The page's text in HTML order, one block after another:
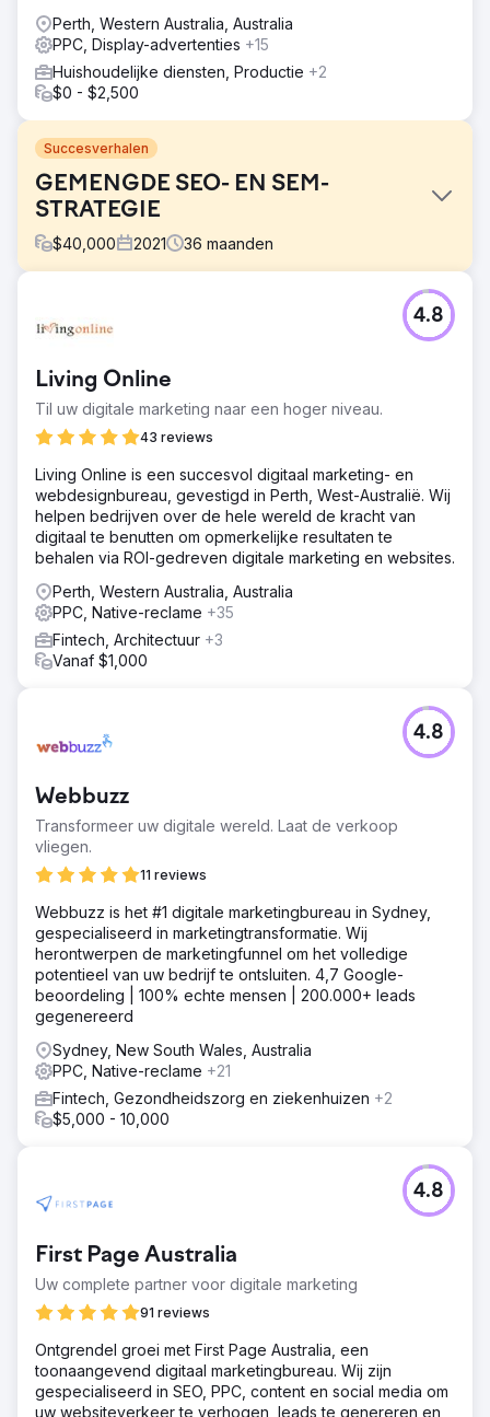
Perth, Western Australia, Australia
PPC, Display-advertenties +15
Huishoudelijke diensten, Productie +2
$0 - $2,500
Succesverhalen
GEMENGDE SEO- EN SEM-
STRATEGIE
$40,000 2021 36 maanden
Verhoog de omzet van Komerco en versterk hun
merkmissie om de toonaangevende leverancier van
Oplossing
Soup werkte nauw samen met de klant om prioritaire
producten te identificeren die op SERP's en Shopping
maximaliseren. Soup voegde op maat gemaakte
doelgroepsegmenten toe om klanten in de markt te
vinden en testte Search- en Shopping-campagnes om de
perfecte match te vinden.
+106% GEBRUIKERS JAAR-OP-JAAR +7.106% ONLINE
OMZET JAAR-OP-JAAR +98% CONVERSIEPERCENTAGE
JAAR-OP-JAAR
Living Online
Til uw digitale marketing naar een hoger niveau.
43 reviews
4.8
Living Online is een succesvol digitaal marketing- en
webdesignbureau, gevestigd in Perth, West-Australië. Wij
helpen bedrijven over de hele wereld de kracht van
digitaal te benutten om opmerkelijke resultaten te
behalen via ROI-gedreven digitale marketing en websites.
Perth, Western Australia, Australia
PPC, Native-reclame +35
Fintech, Architectuur +3
Vanaf $1,000
Webbuzz
Transformeer uw digitale wereld. Laat de verkoop
vliegen.
11 reviews
4.8
Webbuzz is het #1 digitale marketingbureau in Sydney,
gespecialiseerd in marketingtransformatie. Wij
herontwerpen de marketingfunnel om het volledige
potentieel van uw bedrijf te ontsluiten. 4,7 Google-
beoordeling | 100% echte mensen | 200.000+ leads
gegenereerd
Sydney, New South Wales, Australia
PPC, Native-reclame +21
Fintech, Gezondheidszorg en ziekenhuizen +2
$5,000 - 10,000
First Page Australia
Uw complete partner voor digitale marketing
91 reviews
4.8
Ontgrendel groei met First Page Australia, een
toonaangevend digitaal marketingbureau. Wij zijn
gespecialiseerd in SEO, PPC, content en social media om
uw websiteverkeer te verhogen, leads te genereren en